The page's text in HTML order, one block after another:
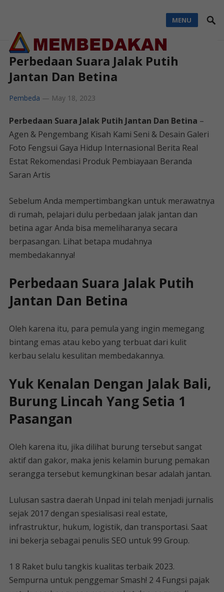
MENU
Perbedaan Suara Jalak Putih
Jantan Dan Betina
Pembeda — May 18, 2023
Perbedaan Suara Jalak Putih Jantan Dan Betina –
Agen & Pengembang Kisah Kami Seni & Desain Galeri
Foto Fengsui Gaya Hidup Internasional Berita Real
Estat Rekomendasi Produk Pembiayaan Beranda
Saran Artis
Sebelum Anda mempertimbangkan untuk merawatnya
di rumah, pelajari dulu perbedaan jalak jantan dan
betina agar Anda bisa memeliharanya secara
berpasangan. Lihat betapa mudahnya
membedakannya!
Perbedaan Suara Jalak Putih
Jantan Dan Betina
Oleh karena itu, para pemula yang ingin memegang
bintang emas atau kebo yang terbuat dari kulit
kerbau selalu kesulitan membedakannya.
Yuk Kenalan Dengan Jalak Bali,
Burung Lincah Yang Setia 1
Pasangan
Oleh karena itu, jika dilihat burung tersebut sangat
aktif dan gakor, maka jenis kelamin burung pemakan
serangga tersebut kemungkinan besar adalah jantan.
Lulusan sastra daerah Unpad ini telah menjadi jurnalis
sejak 2017 dengan spesialisasi real estate,
infrastruktur, hukum, logistik, dan transportasi. Saat
ini bekerja sebagai penulis SEO untuk 99 Group.
1 8 Raket bulu tangkis kualitas terbaik 2023.
Sempurna untuk penggemar Smash! 2 4 Fungsi pajak